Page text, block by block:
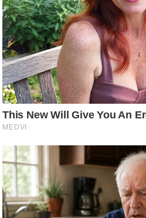
वु
ड
फि
ल्म
स
मी
क्षा
B
e
a
k
i
n